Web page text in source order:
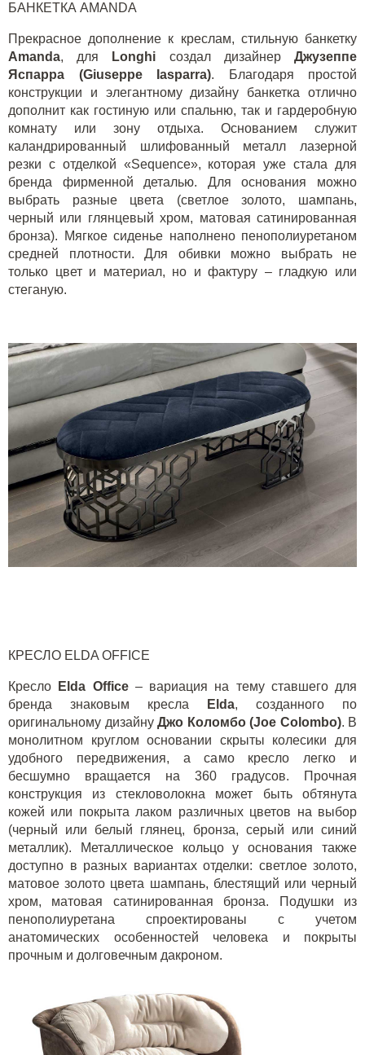
БАНКЕТКА AMANDA
Прекрасное дополнение к креслам, стильную банкетку
Amanda, для Longhi создал дизайнерДжузеппе
Яспарра (Giuseppe Iasparra). Благодаря простой
конструкции и элегантному дизайну банкетка отлично
дополнит как гостиную или спальню, так и гардеробную
комнату или зону отдыха. Основанием служит
каландрированный шлифованный металл лазерной
резки с отделкой «Sequence», которая уже стала для
бренда фирменной деталью. Для основания можно
выбрать разные цвета (светлое золото, шампань,
черный или глянцевый хром, матовая сатинированная
бронза). Мягкое сиденье наполнено пенополиуретаном
средней плотности. Для обивки можно выбрать не
только цвет и материал, но и фактуру – гладкую или
стеганую.
КРЕСЛО ELDA OFFICE
Кресло Elda Office – вариация на тему ставшего для
бренда знаковым кресла
Elda, созданного по
оригинальному дизайну Джо Коломбо (Joe Colombo). В
монолитном круглом основании скрыты колесики для
удобного передвижения, а само кресло легко и
бесшумно вращается на 360 градусов. Прочная
конструкция из стекловолокна может быть обтянута
кожей или покрыта лаком различных цветов на выбор
(черный или белый глянец, бронза, серый или синий
металлик). Металлическое кольцо у основания также
доступно в разных вариантах отделки: светлое золото,
матовое золото цвета шампань, блестящий или черный
хром, матовая сатинированная бронза. Подушки из
пенополиуретана спроектированы с учетом
анатомических особенностей человека и покрыты
прочным и долговечным дакроном.